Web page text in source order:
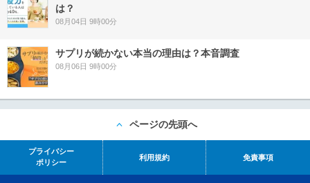
は？
08月04日 9時00分
サプリが続かない本当の理由は？本音調査
08月06日 9時00分
ページの先頭へ
プライバシー
ポリシー
利用規約 免責事項